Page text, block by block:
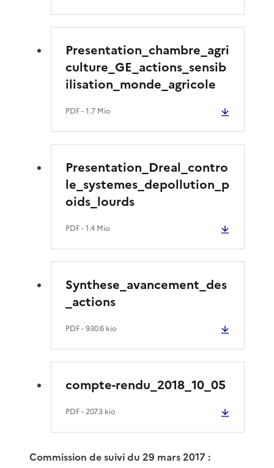
Presentation_chambre_agri
culture_GE_actions_sensib
ilisation_monde_agricole
PDF- 1.7 Mio
Presentation_Dreal_contro
le_systemes_depollution_p
oids_lourds
PDF- 1.4 Mio
Synthese_avancement_des
_actions
PDF- 930.6 kio
compte-rendu_2018_10_05
PDF- 207.3 kio
Commission de suivi du 29 mars 2017 :